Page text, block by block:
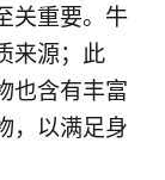
关重要。牛
来源；此
也含有丰富
，以满足身